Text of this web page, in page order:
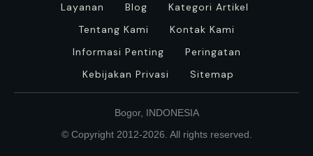
Layanan Blog
Kategori Artikel
Tentang Kami
Kontak Kami
Informasi Penting
Peringatan
Kebijakan Privasi
Sitemap
Bogor, INDONESIA
© Copyright 2012-2026. All rights reserved.